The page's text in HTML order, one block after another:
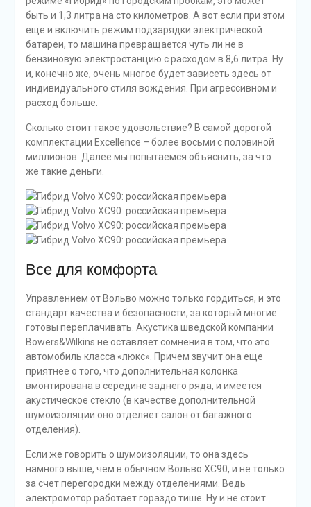
чтобы превратить это в диван или дополнительный
багажник, но не для этого такую машину и покупают.
Между креслами находится широкий подлокотник, в
котором, как и спереди, предусмотрен прикуриватель, а
также розетка на 220 Вольт. Специальный держатель с
красивой хрустальной окантовкой предназначен для
двух хрустальных бокалов под шампанское. Надо
сказать, что эти бокалы просто так и не поставишь из-
за нестандартной ножки, но на то и держатель.
Произведены данные изделия модной и дорогой
фирмой Orrefors sweden. Кстати тут же предусмотрен и
небольшой холодильник, в который легко помещается
ничего больше. А, с другой стороны, что еще делать
пассажирам внедорожника почти за девять
миллионов, если не пить дорогое шампанское.
А вот если нажать на специальную клавишу, то
выдвигается очень стильный и на вид качественный
монитор для управления всеми этими функциями
комфорта. Здесь доступны подогрев и вентиляция
задних кресел, охлаждение и нагрев напитков в
упомянутых выше бокалах, также можно сложить либо
отодвинуть переднее пассажирское кресло – чтобы
пассажирам в салоне было больше места – и многое-
многое другое.
И вообще, если честно, этот автомобиль по уровню
комфорта создан для тех, кого везут. Об этом говорят
те же раскладывающиеся столики, подставки под ноги
как в бизнес-классе самолета, а также стеклянная
крыша – чтобы ни что не мешало наслаждаться видами
во время долгой поездки.